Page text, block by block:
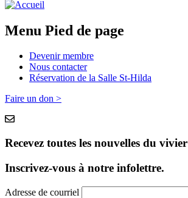
Menu Pied de page
Devenir membre
Nous contacter
Réservation de la Salle St-Hilda
Faire un don >
Recevez toutes les nouvelles du vivier
Inscrivez-vous à notre infolettre.
Adresse de courriel